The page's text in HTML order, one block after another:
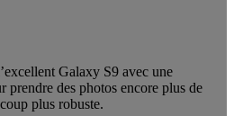
Galaxy S9 avec une
prendre des photos encore plus de
plus robuste.